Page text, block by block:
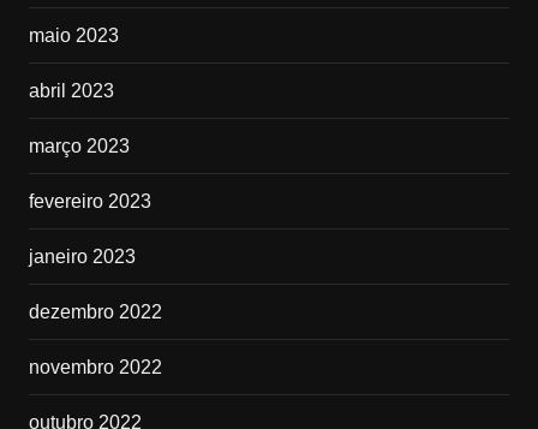
maio 2023
abril 2023
março 2023
fevereiro 2023
janeiro 2023
dezembro 2022
novembro 2022
outubro 2022